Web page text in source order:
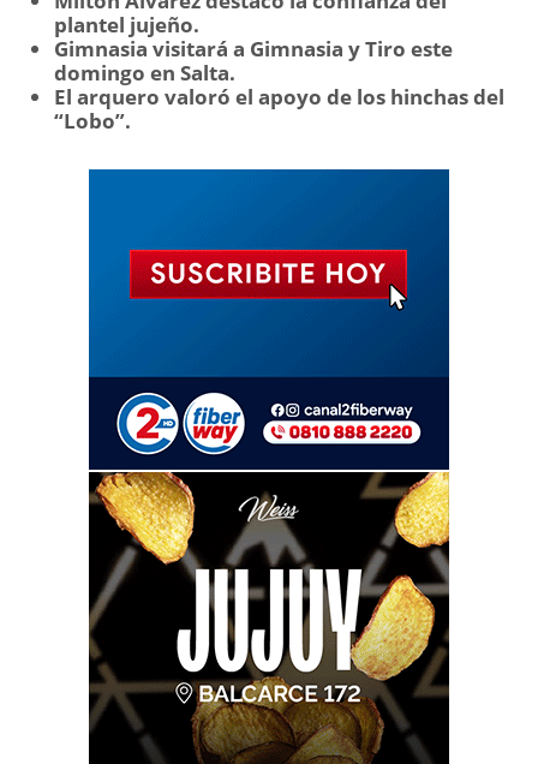
plantel jujeño.
Gimnasia visitará a Gimnasia y Tiro este
domingo en Salta.
El arquero valoró el apoyo de los hinchas del
“Lobo”.